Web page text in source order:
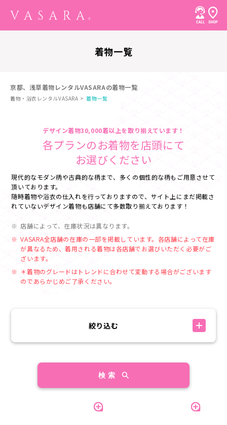
着物一覧
京都、浅草着物レンタルVASARAの着物一覧
着物・浴衣レンタルVASARA 着物一覧
デザイン着物30,000着以上を取り揃えています！
各プランのお着物を店頭にて
お選びください
現代的なモダン柄や古典的な柄まで、多くの個性的な柄もご用意させて
頂いております。
随時着物や浴衣の仕入れを行っておりますので、サイト上にまだ掲載さ
れていないデザイン着物も店舗にて多数取り揃えております！
店舗によって、在庫状況は異なります。
VASARA全店舗の在庫の一部を掲載しています。各店舗によって在庫
が異なるため、着用される着物は各店舗でお選びいただく必要がご
ざいます。
＊着物のグレードはトレンドに合わせて変動する場合がございます
のであらかじめご了承ください。
絞り込む
検 索